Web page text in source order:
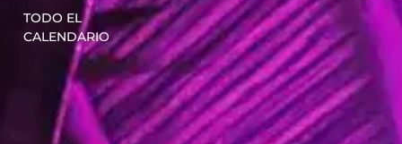
TODO EL
CALENDARIO